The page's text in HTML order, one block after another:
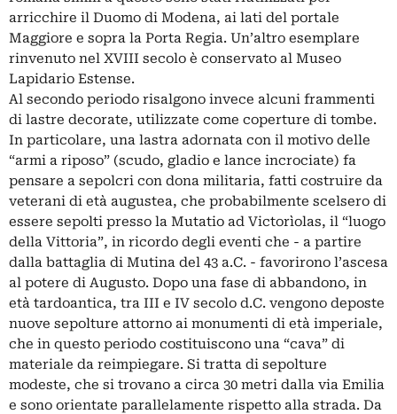
arricchire il Duomo di Modena, ai lati del portale
Maggiore e sopra la Porta Regia. Un’altro esemplare
rinvenuto nel XVIII secolo è conservato al Museo
Lapidario Estense.
Al secondo periodo risalgono invece alcuni frammenti
di lastre decorate, utilizzate come coperture di tombe.
In particolare, una lastra adornata con il motivo delle
“armi a riposo” (scudo, gladio e lance incrociate) fa
pensare a sepolcri con dona militaria, fatti costruire da
veterani di età augustea, che probabilmente scelsero di
essere sepolti presso la Mutatio ad Victorìolas, il “luogo
della Vittoria”, in ricordo degli eventi che - a partire
dalla battaglia di Mutina del 43 a.C. - favorirono l’ascesa
al potere di Augusto. Dopo una fase di abbandono, in
età tardoantica, tra III e IV secolo d.C. vengono deposte
nuove sepolture attorno ai monumenti di età imperiale,
che in questo periodo costituiscono una “cava” di
materiale da reimpiegare. Si tratta di sepolture
modeste, che si trovano a circa 30 metri dalla via Emilia
e sono orientate parallelamente rispetto alla strada. Da